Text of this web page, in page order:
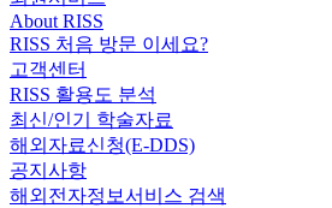
About RISS
RISS 처음 방문 이세요?
고객센터
RISS 활용도 분석
최신/인기 학술자료
해외자료신청(E-DDS)
공지사항
해외전자정보서비스 검색